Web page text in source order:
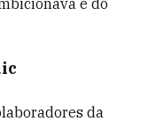
e do
da